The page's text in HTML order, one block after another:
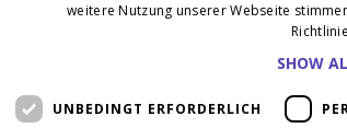
weitere Nutzung unserer Webseite
SHOW
UNBEDINGT ERFORDERLICH